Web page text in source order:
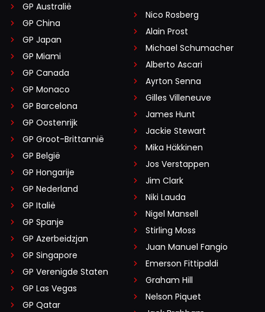
GP Australië
GP China
GP Japan
GP Miami
GP Canada
GP Monaco
GP Barcelona
GP Oostenrijk
GP Groot-Brittannië
GP België
GP Hongarije
GP Nederland
GP Italië
GP Spanje
GP Azerbeidzjan
GP Singapore
GP Verenigde Staten
GP Las Vegas
GP Qatar
Nico Rosberg
Alain Prost
Michael Schumacher
Alberto Ascari
Ayrton Senna
Gilles Villeneuve
James Hunt
Jackie Stewart
Mika Häkkinen
Jos Verstappen
Jim Clark
Niki Lauda
Nigel Mansell
Stirling Moss
Juan Manuel Fangio
Emerson Fittipaldi
Graham Hill
Nelson Piquet